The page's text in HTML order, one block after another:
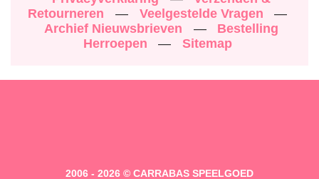
Retourneren
— Veelgestelde Vragen
—
Archief Nieuwsbrieven
—
Bestelling
Herroepen
— Sitemap
2006 - 2026 © CARRABAS SPEELGOED